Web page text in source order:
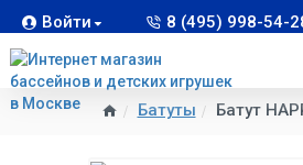
Войти 8 (495) 998-54-
Батуты Батут